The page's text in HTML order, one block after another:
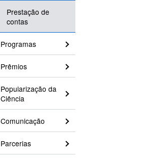
Prestação de
contas
Programas
Prêmios
Popularização da
Ciência
Comunicação
Parcerias